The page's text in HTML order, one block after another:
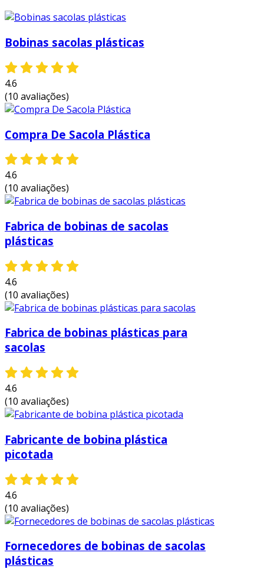
Bobinas sacolas plásticas
4.6
(10 avaliações)
Compra De Sacola Plástica
4.6
(10 avaliações)
Fabrica de bobinas de sacolas
plásticas
4.6
(10 avaliações)
Fabrica de bobinas plásticas para
sacolas
4.6
(10 avaliações)
Fabricante de bobina plástica
picotada
4.6
(10 avaliações)
Fornecedores de bobinas de sacolas
plásticas